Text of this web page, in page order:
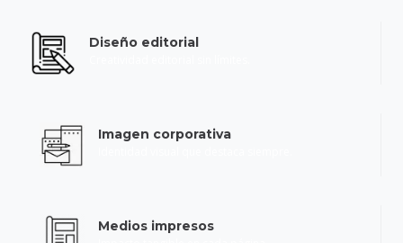
Diseño editorial
Imagen corporativa
Medios impresos